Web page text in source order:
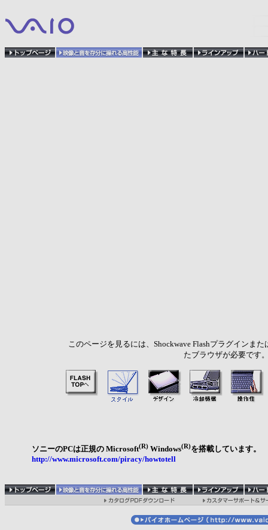
このページを見るには、Shockwave Flashプラグインま
たブラウザが必要です
ソニーのPCは正規の Microsoft(R) Windows(R)を搭載しています。
http://www.microsoft.com/piracy/howtotell